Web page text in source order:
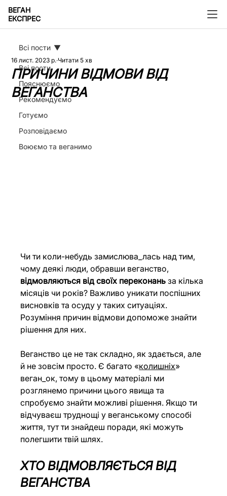
ВЕГАН
ЕКСПРЕС
Всі пости
Пояснюємо
Рекомендуємо
Готуємо
Розповідаємо
Воюємо та веганимо
Всі пости
ПРИЧИНИ ВІДМОВИ ВІД
ВЕГАНСТВА
16 лист. 2023 р. Читати 5 хв
Чи ти коли-небудь замислюва_лась над тим,
чому деякі люди, обравши веганство,
відмовляються від своїх переконань за кілька
місяців чи років? Важливо уникати поспішних
висновків та осуду у таких ситуаціях.
Розуміння причин відмови допоможе знайти
рішення для них.
Веганство це не так складно, як здається, але
й не зовсім просто. Є багато «колишніх»
веган_ок, тому в цьому матеріалі ми
розглянемо причини цього явища та
спробуємо знайти можливі рішення. Якщо ти
відчуваєш труднощі у веганському способі
життя, тут ти знайдеш поради, які можуть
полегшити твій шлях.
ХТО ВІДМОВЛЯЄТЬСЯ ВІД
ВЕГАНСТВА